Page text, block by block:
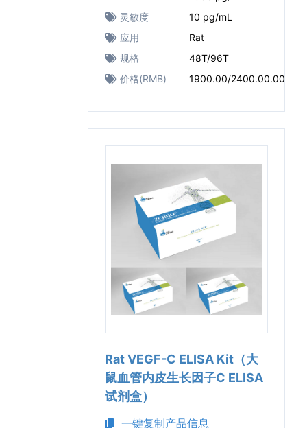
灵敏度
10 pg/mL
应用
Rat
规格
48T/96T
价格(RMB)
1900.00/2400.00.00
Rat VEGF-C ELISA Kit（大
鼠血管内皮生长因子C ELISA
试剂盒）
一键复制产品信息